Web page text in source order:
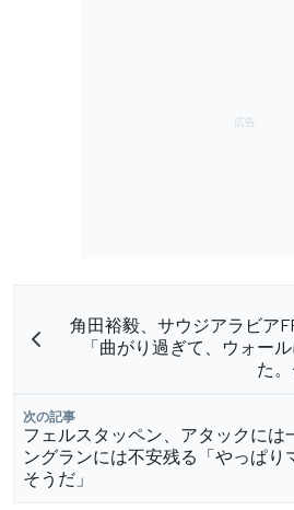
角田裕毅、サウジアラビア
「曲がり過ぎて、ウォー
た
次の記事
フェルスタッペン、アタックには
ングランには不安残る「やっぱり
そうだ」